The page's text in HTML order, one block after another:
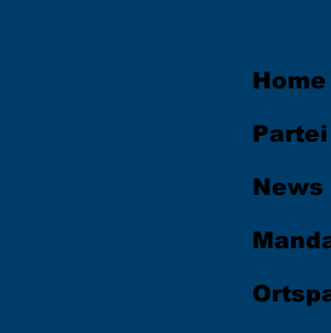
Home
Partei
News